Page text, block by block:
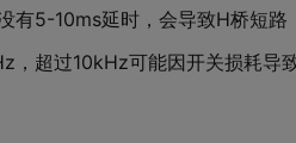
有5-10ms延时，会导致H桥短路
，超过10kHz可能因开关损耗导